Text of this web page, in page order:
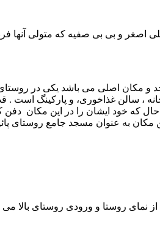
اصغر و بی بی صفیه که متولی
اصلی می باشد یکی در روستای
، سالن غذاخوری، و پارکینگ است .
که خود ایشان را در این مکان
نمای روستا و ورودی روستای بالا می